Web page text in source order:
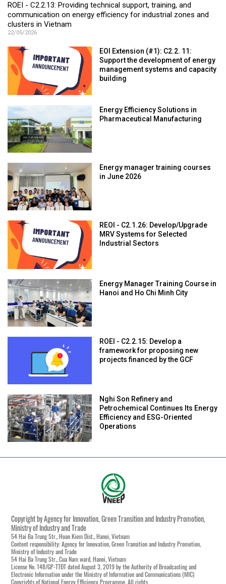
ROEI - C2.2.13: Providing technical support, training, and
communication on energy efficiency for industrial zones and
clusters in Vietnam
22/05/2026
EOI Extension (#1): C2.2. 11:
Support the development of energy
management systems and capacity
building
Energy Efficiency Solutions in
Pharmaceutical Manufacturing
Energy manager training courses
in June 2026
REOI - C2.1.26: Develop/Upgrade
MRV Systems for Selected
Industrial Sectors
Energy Manager Training Course in
Hanoi and Ho Chi Minh City
ROEI - C2.2.15: Develop a
framework for proposing new
projects financed by the GCF
Nghi Son Refinery and
Petrochemical Continues Its Energy
Efficiency and ESG-Oriented
Operations
Copyright by Agency for Innovation, Green Transition and Industry Promotion,
Ministry of Industry and Trade
54 Hai Ba Trung Str., Hoan Kiem Dist., Hanoi, Vietnam
Content responsibility: Agency for Innovation, Green Transition and Industry Promotion,
Ministry of Industry and Trade
54 Hai Ba Trung Str., Cua Nam ward, Hanoi, Vietnam
License No. 148/GP-TTĐT dated August 3, 2019 by the Authority of Broadcasting and
Electronic Information under the Ministry of Information and Communications (MIC)
Copyrights of National Energy Efficiency Programme. All rights